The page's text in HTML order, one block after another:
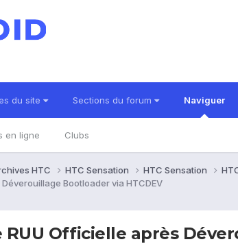
du site Sections du forum Naviguer
en ligne Clubs
HTC HTC Sensation HTC Sensation
Bootloader via HTCDEV
Officielle après